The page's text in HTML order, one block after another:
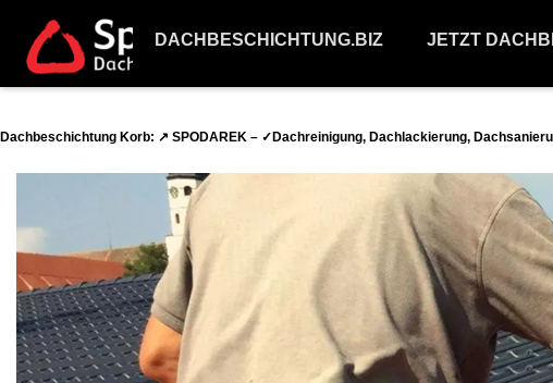
DACHBESCHICHTUNG.BIZ JETZT
Dachbeschichtung Korb: ↗️ SPODAREK – ✓Dachreinigung, Dachlackierung,